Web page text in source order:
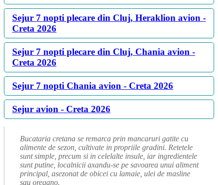
Sejur 7 nopti plecare din Cluj, Heraklion avion -
Creta 2026
Sejur 7 nopti plecare din Cluj, Chania avion -
Creta 2026
Sejur 7 nopti Chania avion - Creta 2026
Sejur avion - Creta 2026
Bucataria cretana se remarca prin mancaruri gatite cu
alimente de sezon, cultivate in propriile gradini. Retetele
sunt simple, precum si in celelalte insule, iar ingredientele
sunt putine, localnicii axandu-se pe savoarea unui aliment
principal, asezonat de obicei cu lamaie, ulei de masline
sau oregano.